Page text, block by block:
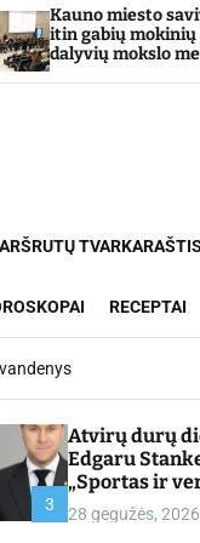
miesto savivaldybė
mokinių ugdymo
mokslo metų baigimo
RECEPTAI
3
Atvirų durų
Edgaru
„Sportas ir
partnerystės,
kuria vertę“ –
28 gegužės, 2026